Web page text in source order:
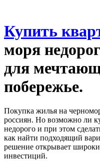
Купить
моря
для
побережье.
Покупка жилья на
россиян. Но возможно ли
недорого и при этом
как найти подходящий
решение открывает
инвестиций.